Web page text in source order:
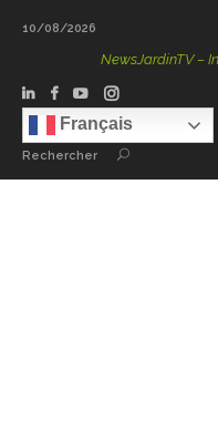
10/08/2026
NewsJardinTV – Infos,
Français
Rechercher